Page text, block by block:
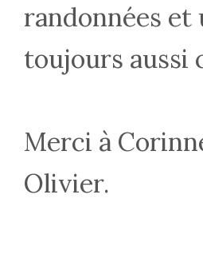
randonnées et
toujours aussi
Merci à
Olivier.